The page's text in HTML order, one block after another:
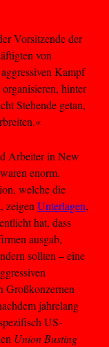
Vorsitzende der
von
Kampf
hinter
Stehende getan,
Arbeiter in New
enorm.
welche die
zeigenUnterlagen,
hat, dass
ausgab,
sollten – eine
Großkonzernen
jahrelang
US-
Union Busting